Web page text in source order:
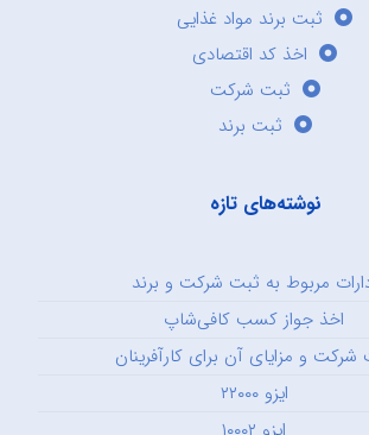
ثبت برند مواد غذایی
اخذ کد اقتصادی
ثبت شرکت
ثبت برند
نوشته‌های تازه
مربوط به ثبت شرکت و برند
اخذ جواز کسب کافی‌شاپ
شرکت و مزایای آن برای کارآفرینان
ایزو ۲۲۰۰۰